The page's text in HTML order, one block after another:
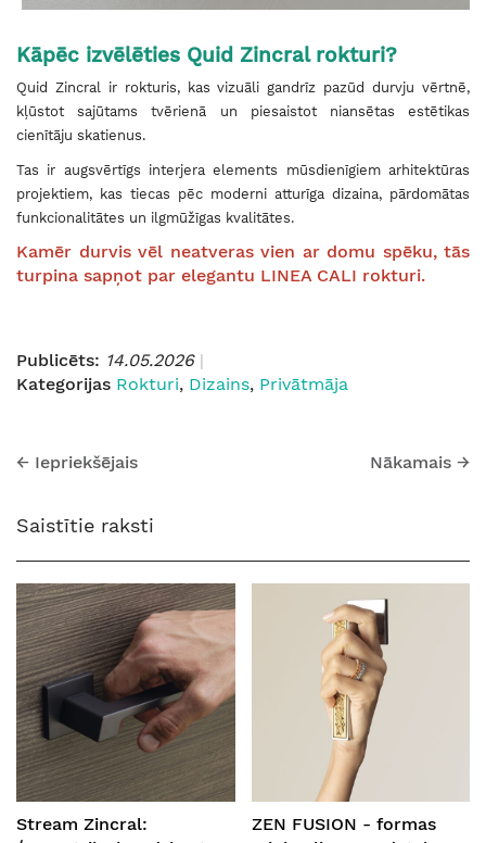
Kāpēc izvēlēties Quid Zincral rokturi?
Quid Zincral ir rokturis, kas vizuāli gandrīz pazūd durvju vērtnē,
kļūstot sajūtams tvērienā un piesaistot niansētas estētikas
cienītāju skatienus.
Tas ir augsvērtīgs interjera elements mūsdienīgiem arhitektūras
projektiem, kas tiecas pēc moderni atturīga dizaina, pārdomātas
funkcionalitātes un ilgmūžīgas kvalitātes.
Kamēr durvis vēl neatveras vien ar domu spēku, tās
turpina sapņot par elegantu LINEA CALI rokturi.
Publicēts: 14.05.2026
Kategorijas Rokturi, Dizains, Privātmāja
← Iepriekšējais Nākamais →
Saistītie raksti
Stream Zincral:
ZEN FUSION - formas